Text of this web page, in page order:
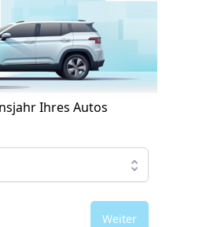
Ihres Autos
Weiter